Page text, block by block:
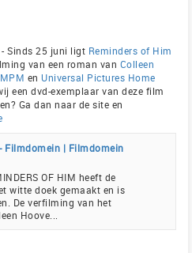
- Sinds 25 juni ligt Reminders of Him
van een roman van Colleen
en Universal Pictures Home
een dvd-exemplaar van deze film
Ga dan naar de site en
Filmdomein | Filmdomein
OF HIM heeft de
witte doek gemaakt en is
De verfilming van het
Hoove...